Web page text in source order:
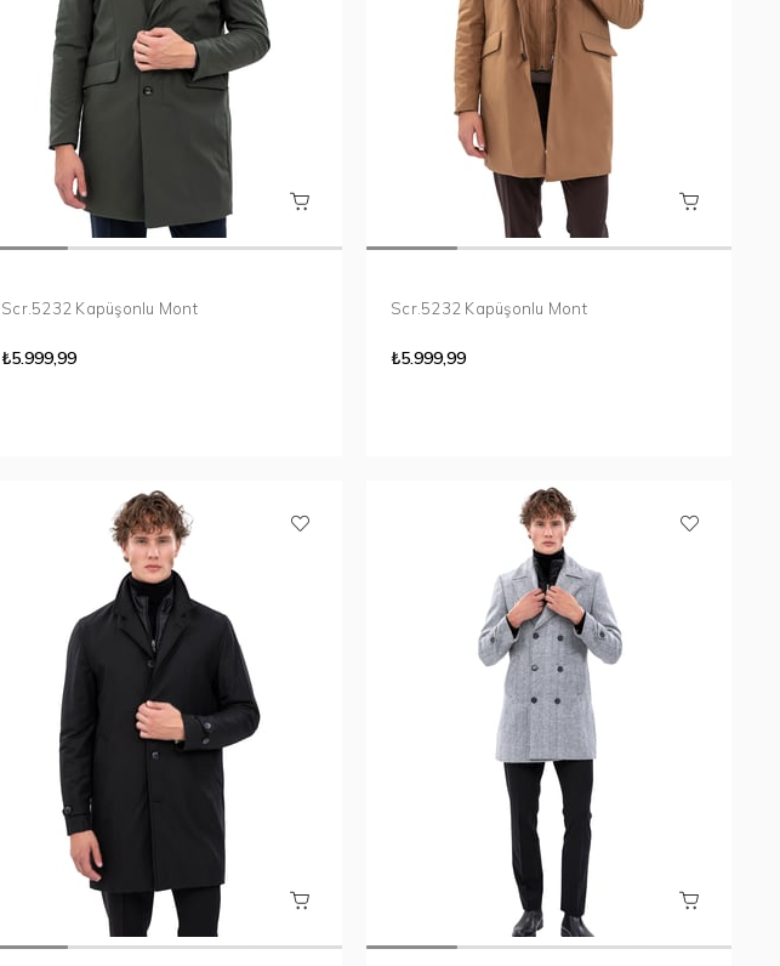
Scr.5232 Kapüşonlu Mont
₺5.999,99
Scr.5232 Kapüşonlu Mont
₺5.999,99